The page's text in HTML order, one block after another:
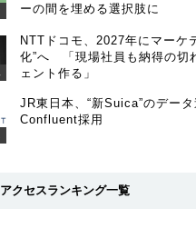
ーの間を埋める選択肢に
NTTドコモ、2027年にマーケ
化”へ 「現場社員も納得の切
ェント作る」
JR東日本、“新Suica”のデー
Confluent採用
アクセスランキング一覧